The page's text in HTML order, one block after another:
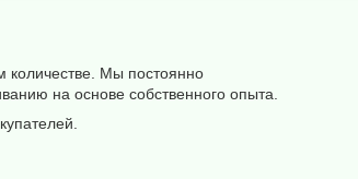
количестве. Мы постоянно
на основе собственного опыта.